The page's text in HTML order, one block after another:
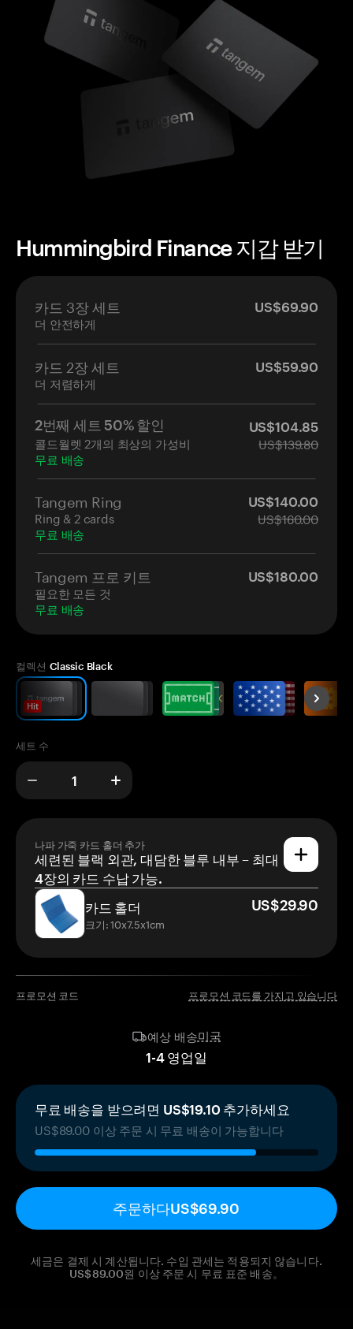
Hummingbird Finance 지갑 받기
카드 3장 세트
더 안전하게
US$69.90
카드 2장 세트
더 저렴하게
US$59.90
2번째 세트 50% 할인
콜드월렛 2개의 최상의 가성비
무료 배송
US$104.85
US$139.80
Tangem Ring
Ring & 2 cards
무료 배송
US$140.00
US$160.00
Tangem 프로 키트
필요한 모든 것
무료 배송
US$180.00
컬렉션 Classic Black
Hit
세트 수
나파 가죽 카드 홀더 추가
세련된 블랙 외관, 대담한 블루 내부 – 최대
4장의 카드 수납 가능.
카드 홀더
크기: 10x7.5x1cm
US$29.90
프로모션 코드 프로모션 코드를 가지고 있습니다
예상 배송미국
1-4 영업일
무료 배송을 받으려면 US$19.10 추가하세요
US$89.00 이상 주문 시 무료 배송이 가능합니다
주문하다US$69.90
세금은 결제 시 계산됩니다. 수입 관세는 적용되지 않습니다.
US$89.00원 이상 주문 시 무료 표준 배송。